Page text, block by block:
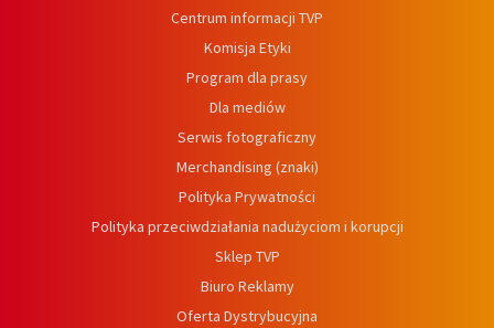
Centrum informacji TVP
Komisja Etyki
Program dla prasy
Dla mediów
Serwis fotograficzny
Merchandising (znaki)
Polityka Prywatności
Polityka przeciwdziałania nadużyciom i korupcji
Sklep TVP
Biuro Reklamy
Oferta Dystrybucyjna